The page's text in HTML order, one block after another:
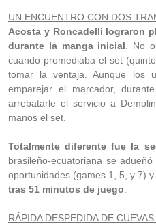
UN ENCUENTRO CON DOS
Acosta y Roncadelli lograron
durante la manga inicial . No
cuando promediaba el set
tomar la ventaja. Aunque los
emparejar el marcador,
arrebatarle el servicio a
manos el set.
Totalmente diferente fue la
brasileño-ecuatoriana se
oportunidades (games 1, 5, y 7) y
tras 51 minutos de juego
RÁPIDA DESPEDIDA DE